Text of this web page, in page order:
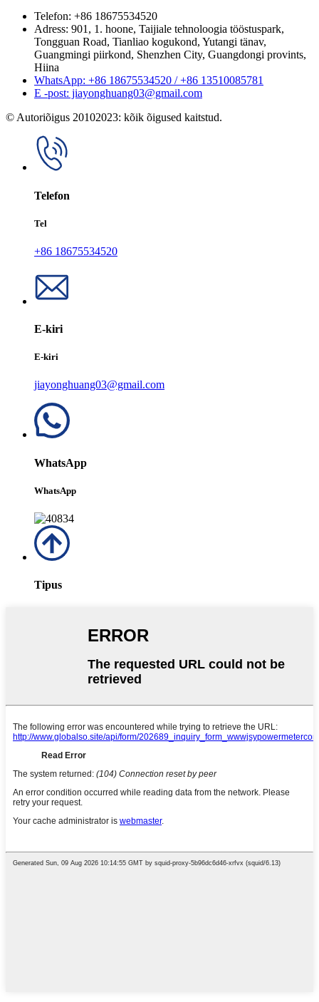
Telefon: +86 18675534520
Adress: 901, 1. hoone, Taijiale tehnoloogia tööstuspark,
Tongguan Road, Tianliao kogukond, Yutangi tänav,
Guangmingi piirkond, Shenzhen City, Guangdongi provints,
Hiina
WhatsApp: +86 18675534520 / +86 13510085781
E -post: jiayonghuang03@gmail.com
© Autoriõigus 20102023: kõik õigused kaitstud.
Telefon
Tel
+86 18675534520
E-kiri
E-kiri
jiayonghuang03@gmail.com
WhatsApp
WhatsApp
Tipus